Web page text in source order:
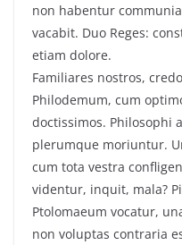
non habentur
vacabit. Duo Reges:
etiam dolore.
Familiares nostros,
Philodemum, cum
doctissimos. Philosophi
plerumque moriuntur.
cum tota vestra
videntur, inquit, mala?
Ptolomaeum vocatur,
non voluptas contraria